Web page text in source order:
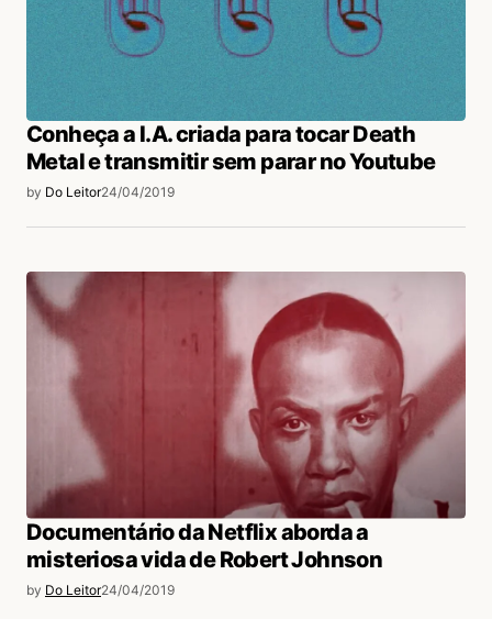
Conheça a I.A. criada para tocar Death
Metal e transmitir sem parar no Youtube
by Do Leitor24/04/2019
Documentário da Netflix aborda a
misteriosa vida de Robert Johnson
by Do Leitor24/04/2019